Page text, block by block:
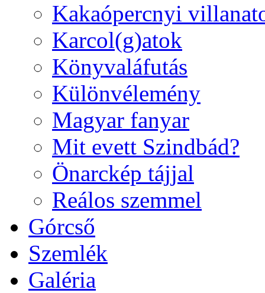
Kakaópercnyi
Karcol(g)atok
Könyvaláfutás
Különvélemény
Magyar fanyar
Mit evett Szindbád?
Önarckép tájjal
Reálos szemmel
Górcső
Szemlék
Galéria